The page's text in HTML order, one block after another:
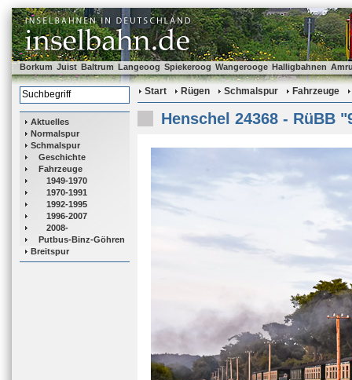
Borkum Juist Baltrum Langeoog Spiekeroog Wangerooge Halligbahnen
Aktuelles
Normalspur
Schmalspur
Geschichte
Fahrzeuge
1949-1970
1970-1991
1992-1995
1996-2007
2008-
Putbus-Binz-Göhren
Breitspur
Start Rügen Schmalspur Fahrzeuge
Henschel 24368 - RüBB